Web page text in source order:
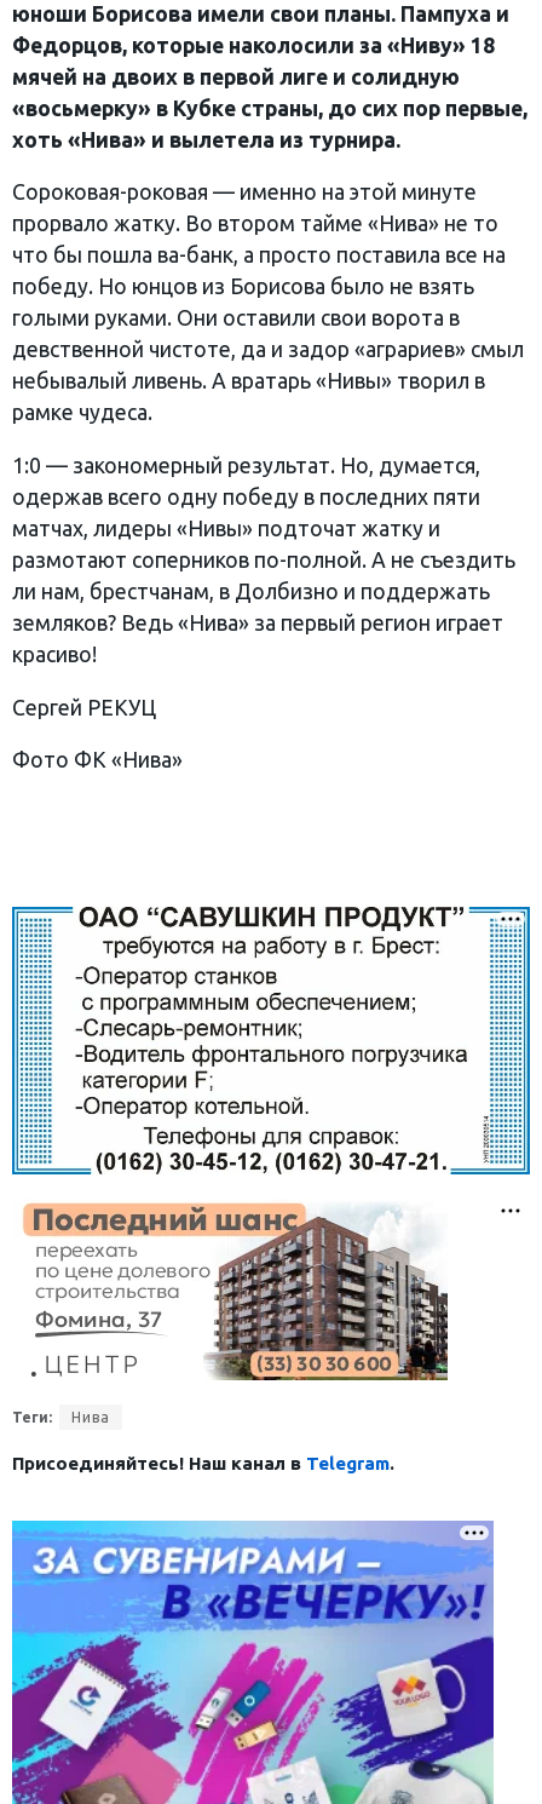
юноши Борисова имели свои планы. Пампуха и
Федорцов, которые наколосили за «Ниву» 18
мячей на двоих в первой лиге и солидную
«восьмерку» в Кубке страны, до сих пор первые,
хоть «Нива» и вылетела из турнира.
Сороковая-роковая — именно на этой минуте
прорвало жатку. Во втором тайме «Нива» не то
что бы пошла ва-банк, а просто поставила все на
победу. Но юнцов из Борисова было не взять
голыми руками. Они оставили свои ворота в
девственной чистоте, да и задор «аграриев» смыл
небывалый ливень. А вратарь «Нивы» творил в
рамке чудеса.
1:0 — закономерный результат. Но, думается,
одержав всего одну победу в последних пяти
матчах, лидеры «Нивы» подточат жатку и
размотают соперников по-полной. А не съездить
ли нам, брестчанам, в Долбизно и поддержать
земляков? Ведь «Нива» за первый регион играет
красиво!
Сергей РЕКУЦ
Фото ФК «Нива»
Теги: Нива
Присоединяйтесь! Наш канал в Telegram.